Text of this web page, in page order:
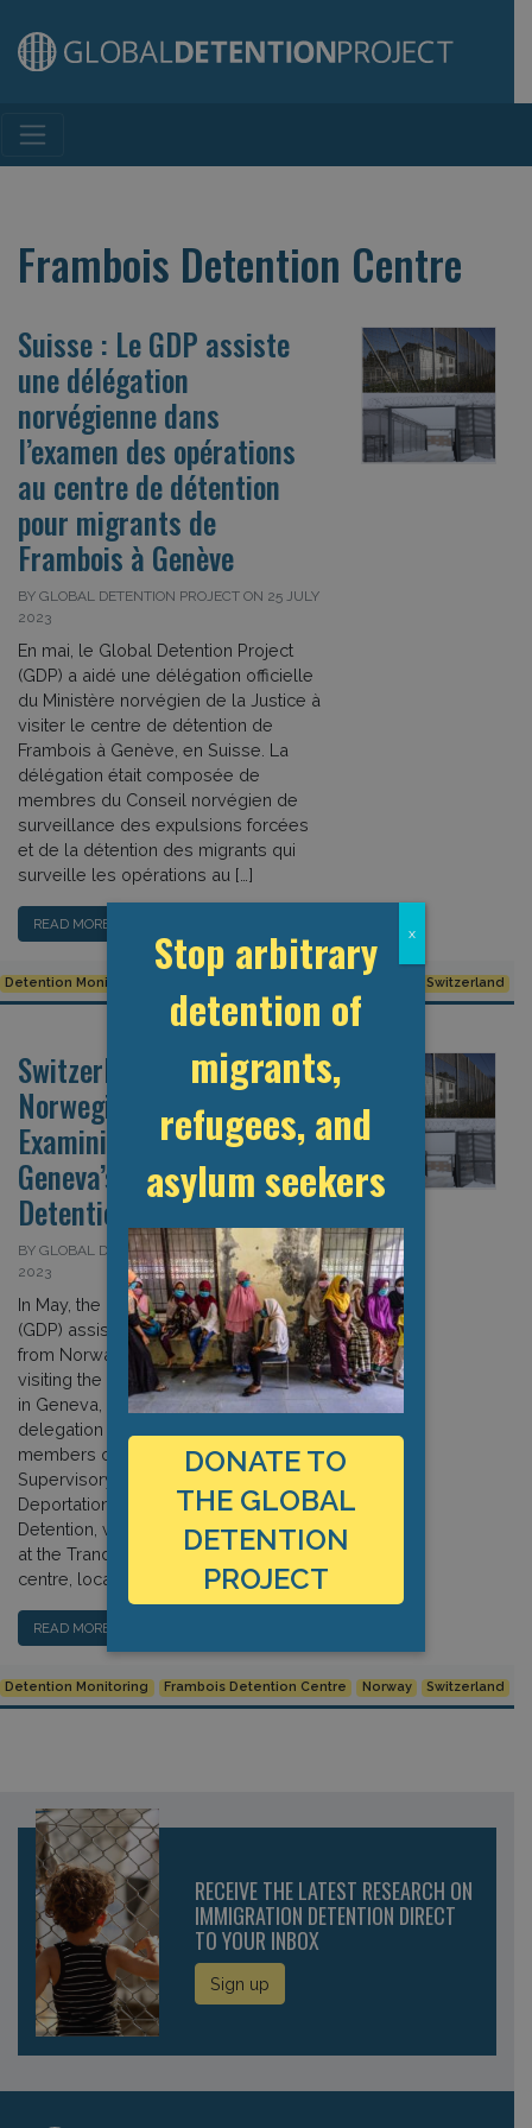
Main Navigation
Frambois Detention Centre
Suisse : Le GDP assiste
une délégation
norvégienne dans
l’examen des opérations
au centre de détention
pour migrants de
Frambois à Genève
BY GLOBAL DETENTION PROJECT ON 25 JULY
2023
En mai, le Global Detention Project
(GDP) a aidé une délégation officielle
du Ministère norvégien de la Justice à
visiter le centre de détention de
Frambois à Genève, en Suisse. La
délégation était composée de
membres du Conseil norvégien de
surveillance des expulsions forcées
et de la détention des migrants qui
surveille les opérations au […]
READ MORE…
Detention Monitoring Switzerland
Switzerland: GDP Assists
Norwegian Delegation in
Examining Operations at
Geneva’s Frambois
Detention Centre
BY GLOBAL DETENTION PROJECT ON 25 JUNE
2023
In May, the Global Detention Project
(GDP) assisted an official delegation
from Norway’s Ministry of Justice in
visiting the Frambois Detention Centre
in Geneva, Switzerland. The
delegation was comprised of
members of the Norwegian
Supervisory Board for Forced
Deportations and Immigration
Detention, which monitors operations
at the Trandum immigration detention
centre, located near Oslo. The […]
READ MORE…
Detention Monitoring Frambois Detention Centre Norway Switzerland
RECEIVE THE LATEST RESEARCH ON
IMMIGRATION DETENTION DIRECT
TO YOUR INBOX
Sign up
Stop arbitrary
detention of
migrants,
refugees, and
asylum seekers
DONATE TO
THE GLOBAL
DETENTION
PROJECT
x